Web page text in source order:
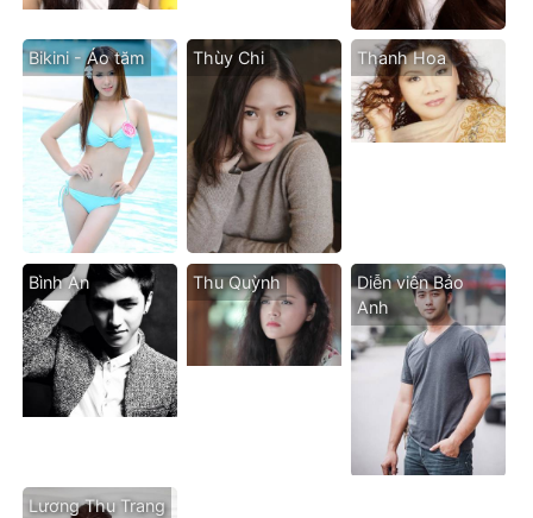
Bikini - Áo tăm Thùy Chi Thanh Hoa
Bình An Thu Quỳnh
Diễn viên Bảo
Anh
Lương Thu Trang